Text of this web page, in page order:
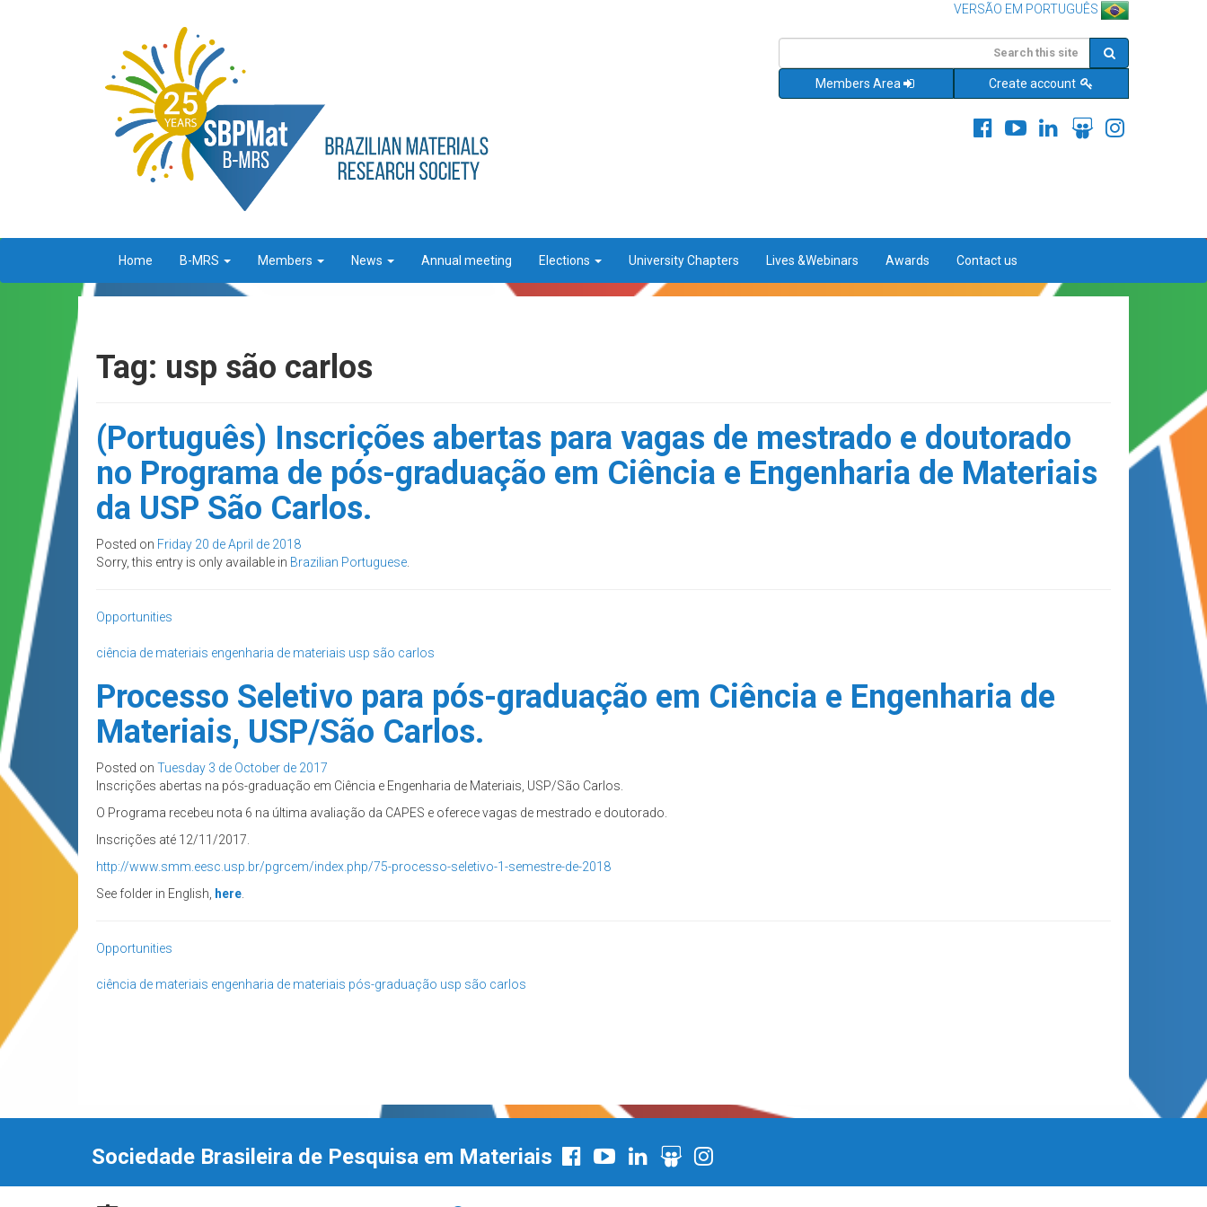
VERSÃO EM PORTUGUÊS
Members Area Create account
Home B-MRS Members News Annual meeting Elections University Chapters Lives &Webinars Awards Contact us
Tag: usp são carlos
(Português) Inscrições abertas para vagas de mestrado e doutorado
no Programa de pós-graduação em Ciência e Engenharia de Materiais
da USP São Carlos.
Posted on Friday 20 de April de 2018
Sorry, this entry is only available in Brazilian Portuguese
Opportunities
ciência de materiais engenharia de materiais usp são carlos
Processo Seletivo para pós-graduação em Ciência e Engenharia de
Materiais, USP/São Carlos.
Posted on Tuesday 3 de October de 2017
Inscrições abertas na pós-graduação em Ciência e Engenharia de Materiais, USP/São Carlos.
O Programa recebeu nota 6 na última avaliação da CAPES e oferece vagas de mestrado e doutorado.
Inscrições até 12/11/2017.
http://www.smm.eesc.usp.br/pgrcem/index.php/75-processo-seletivo-1-semestre-de-2018
See folder in English,
here
Opportunities
ciência de materiais engenharia de materiais pós-graduação usp são carlos
Sociedade Brasileira de Pesquisa em Materiais